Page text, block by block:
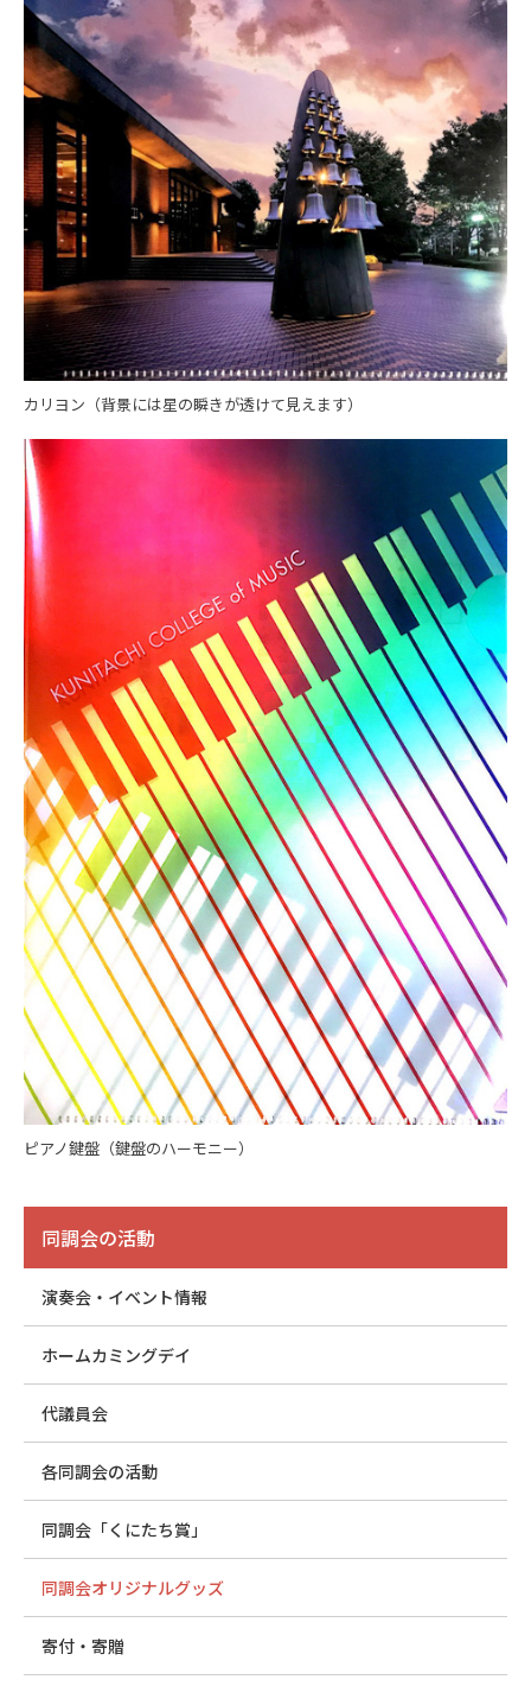
カリヨン（背景には星の瞬きが透けて見えます）
ピアノ鍵盤（鍵盤のハーモニー）
同調会の活動
演奏会・イベント情報
ホームカミングデイ
代議員会
各同調会の活動
同調会「くにたち賞」
同調会オリジナルグッズ
寄付・寄贈